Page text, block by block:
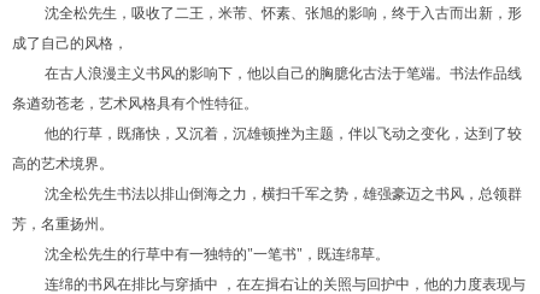
1 2 3
沈全松先生，吸收了二王，米芾、怀素、张旭的影响，终于入古而出新，形
成了自己的风格，
在古人浪漫主义书风的影响下，他以自己的胸臆化古法于笔端。书法作品线
条遒劲苍老，艺术风格具有个性特征。
他的行草，既痛快，又沉着，沉雄顿挫为主题，伴以飞动之变化，达到了较
高的艺术境界。
沈全松先生书法以排山倒海之力，横扫千军之势，雄强豪迈之书风，总领群
芳，名重扬州。
沈全松先生的行草中有一独特的"一笔书"，既连绵草。
连绵的书风在排比与穿插中 ，在左揖右让的关照与回护中，他的力度表现与